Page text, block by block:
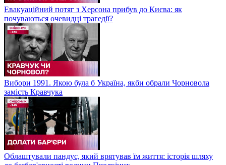
Евакуаційний потяг з Херсона прибув до Києва: як
почуваються очевидці трагедії?
Вибори 1991. Якою була б Україна, якби обрали Чорновола
замість Кравчука
Облаштували пандус, який врятував їм життя: історія шляху